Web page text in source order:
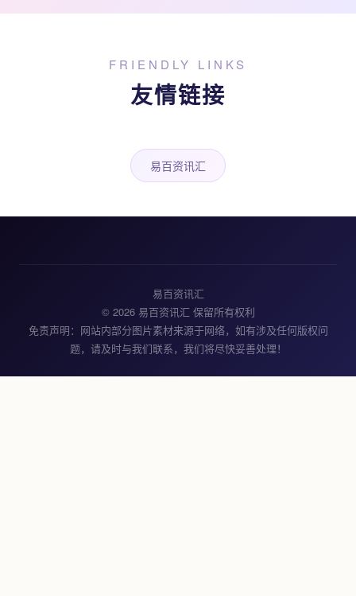
FRIENDLY LINKS
友情链接
易百资讯汇
易百资讯汇
© 2026 易百资讯汇 保留所有权利
免责声明：网站内部分图片素材来源于网络，如有涉及任何版权问
题，请及时与我们联系，我们将尽快妥善处理！